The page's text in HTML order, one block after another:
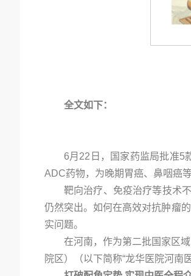
全文如下：
6月22日，国家药监局批准5
ADC药物，为晚期胃癌、鼻咽癌
靶向治疗、免疫治疗等技术
仍然突出。如何在高效对抗肿瘤
实问题。
在河南，作为第二批国家区
院区）（以下简称“龙华医院河南